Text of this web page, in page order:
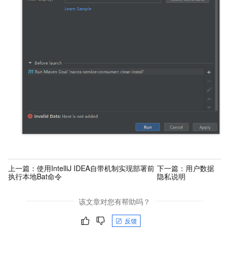
上一篇： 使用IntelliJ IDEA自带机制实现部署前
执行本地Bat命令
下一篇： 用户数据
隐私说明
该文章对您有帮助吗？
反馈